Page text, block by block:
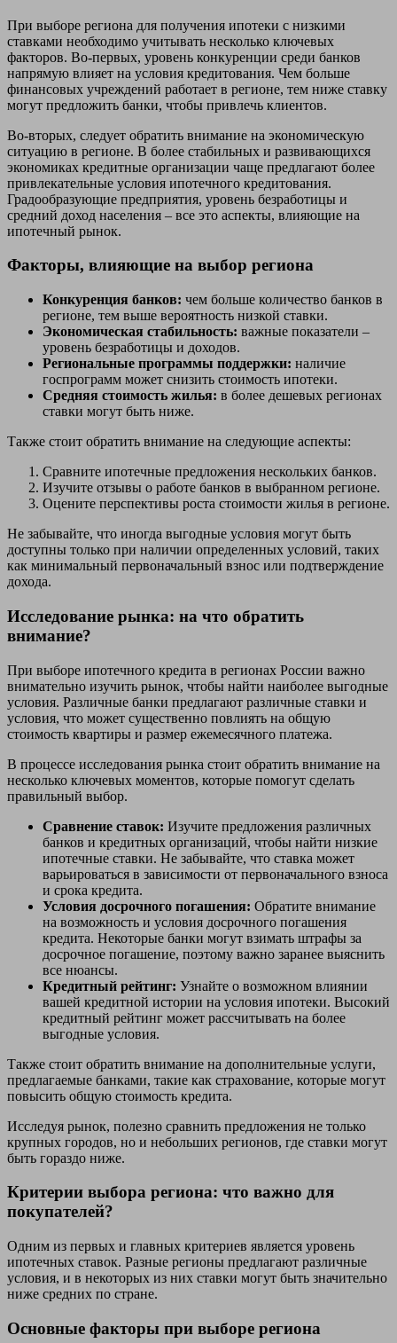
При выборе региона для получения ипотеки с низкими
ставками необходимо учитывать несколько ключевых
факторов. Во-первых, уровень конкуренции среди банков
напрямую влияет на условия кредитования. Чем больше
финансовых учреждений работает в регионе, тем ниже ставку
могут предложить банки, чтобы привлечь клиентов.
Во-вторых, следует обратить внимание на экономическую
ситуацию в регионе. В более стабильных и развивающихся
экономиках кредитные организации чаще предлагают более
привлекательные условия ипотечного кредитования.
Градообразующие предприятия, уровень безработицы и
средний доход населения – все это аспекты, влияющие на
ипотечный рынок.
Факторы, влияющие на выбор региона
Конкуренция банков: чем больше количество банков в
регионе, тем выше вероятность низкой ставки.
Экономическая стабильность: важные показатели –
уровень безработицы и доходов.
Региональные программы поддержки: наличие
госпрограмм может снизить стоимость ипотеки.
Средняя стоимость жилья: в более дешевых регионах
ставки могут быть ниже.
Также стоит обратить внимание на следующие аспекты:
Сравните ипотечные предложения нескольких банков.
Изучите отзывы о работе банков в выбранном регионе.
Оцените перспективы роста стоимости жилья в регионе.
Не забывайте, что иногда выгодные условия могут быть
доступны только при наличии определенных условий, таких
как минимальный первоначальный взнос или подтверждение
дохода.
Исследование рынка: на что обратить
внимание?
При выборе ипотечного кредита в регионах России важно
внимательно изучить рынок, чтобы найти наиболее выгодные
условия. Различные банки предлагают различные ставки и
условия, что может существенно повлиять на общую
стоимость квартиры и размер ежемесячного платежа.
В процессе исследования рынка стоит обратить внимание на
несколько ключевых моментов, которые помогут сделать
правильный выбор.
Сравнение ставок: Изучите предложения различных
банков и кредитных организаций, чтобы найти низкие
ипотечные ставки. Не забывайте, что ставка может
варьироваться в зависимости от первоначального взноса
и срока кредита.
Условия досрочного погашения: Обратите внимание
на возможность и условия досрочного погашения
кредита. Некоторые банки могут взимать штрафы за
досрочное погашение, поэтому важно заранее выяснить
все нюансы.
Кредитный рейтинг: Узнайте о возможном влиянии
вашей кредитной истории на условия ипотеки. Высокий
кредитный рейтинг может рассчитывать на более
выгодные условия.
Также стоит обратить внимание на дополнительные услуги,
предлагаемые банками, такие как страхование, которые могут
повысить общую стоимость кредита.
Исследуя рынок, полезно сравнить предложения не только
крупных городов, но и небольших регионов, где ставки могут
быть гораздо ниже.
Критерии выбора региона: что важно для
покупателей?
Одним из первых и главных критериев является уровень
ипотечных ставок. Разные регионы предлагают различные
условия, и в некоторых из них ставки могут быть значительно
ниже средних по стране.
Основные факторы при выборе региона